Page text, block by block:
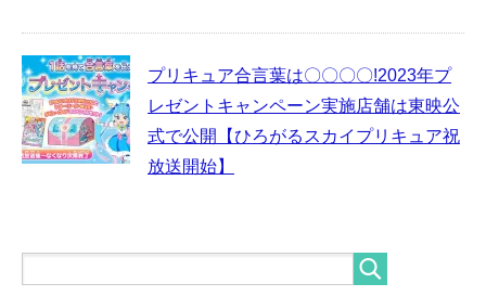
プリキュア合言葉は〇〇〇〇!2023年プ
レゼントキャンペーン実施店舗は東映公
式で公開【ひろがるスカイプリキュア祝
放送開始】